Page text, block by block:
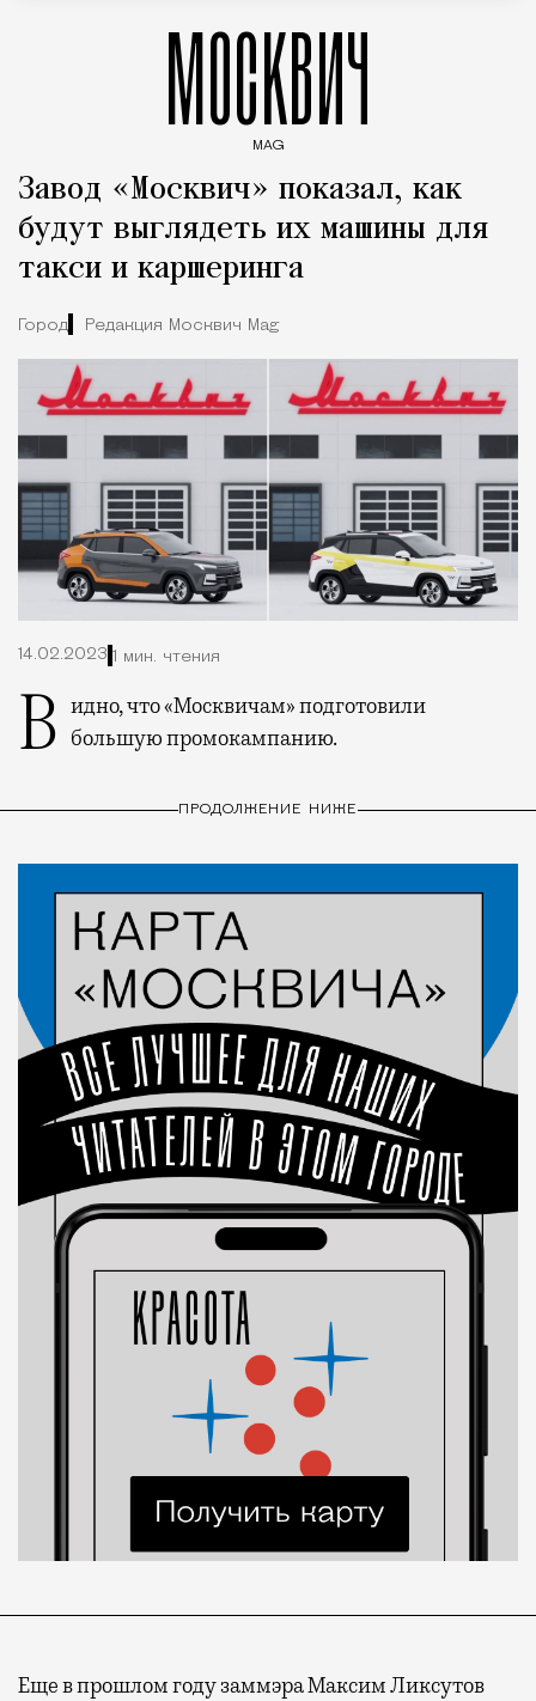
МОСКВИЧ
MAG
Завод «Москвич» показал, как
будут выглядеть их машины для
такси и каршеринга
Город Редакция Москвич Mag
14.02.2023 1 мин. чтения
Видно, что «Москвичам» подготовили большую промокампанию.
ПРОДОЛЖЕНИЕ НИЖЕ
Еще в прошлом году заммэра Максим Ликсутов